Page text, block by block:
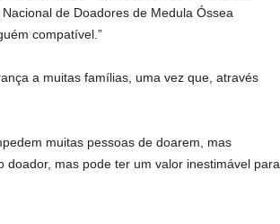
de Doadores de Medula Óssea
compatível.”
a muitas famílias, uma vez que, através
muitas pessoas de doarem, mas
mas pode ter um valor inestimável para